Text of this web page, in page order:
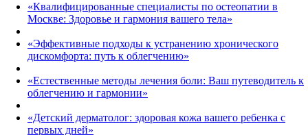
«Квалифицированные специалисты по остеопатии в
Москве: Здоровье и гармония вашего тела»
«Эффективные подходы к устранению хронического
дискомфорта: путь к облегчению»
«Естественные методы лечения боли: Ваш путеводитель к
облегчению и гармонии»
«Детский дерматолог: здоровая кожа вашего ребенка с
первых дней»